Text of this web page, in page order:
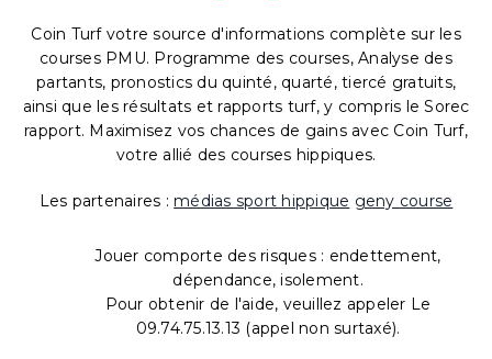
Coin Turf votre source d'informations complète sur les
courses PMU. Programme des courses, Analyse des
partants, pronostics du quinté, quarté, tiercé gratuits,
ainsi que les résultats et rapports turf, y compris le Sorec
rapport. Maximisez vos chances de gains avec Coin Turf,
votre allié des courses hippiques.
Les partenaires : médias sport hippique geny course
Jouer comporte des risques : endettement,
dépendance, isolement.
Pour obtenir de l'aide, veuillez appeler Le
09.74.75.13.13 (appel non surtaxé).